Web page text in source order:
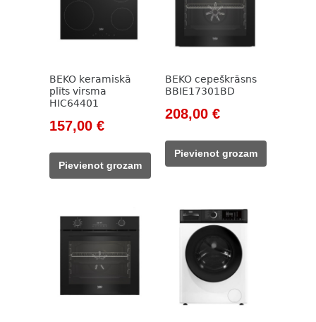
BEKO keramiskā
plīts virsma
HIC64401
Original
was:
785,00 €.
157,00 €Current
157,00 €.
Pievienot grozam
BEKO cepeškrāsns
BBIE17301BD
Original
was:
785,00 €.
208,00 €Current
208,00 €.
Pievienot grozam